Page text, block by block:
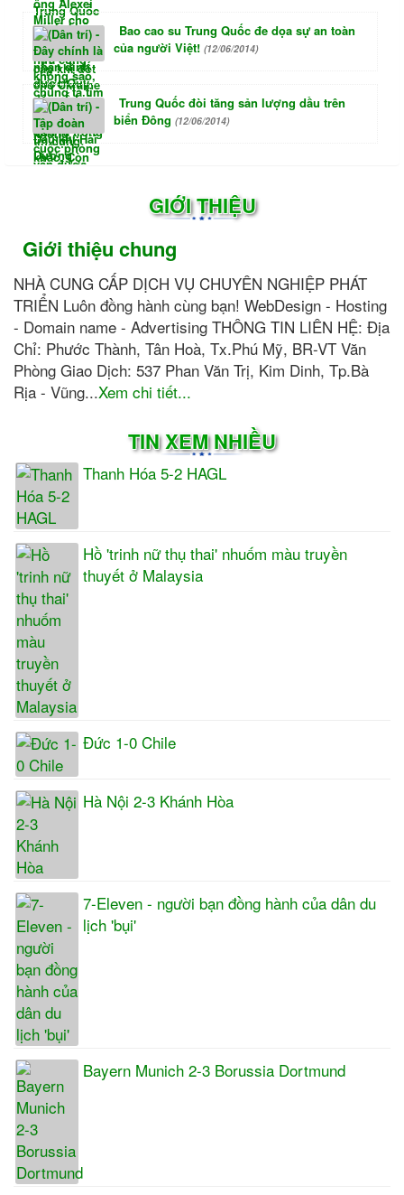
Bao cao su Trung Quốc đe dọa sự an toàn
của người Việt! (12/06/2014)
Trung Quốc đòi tăng sản lượng dầu trên
biển Đông (12/06/2014)
GIỚI THIỆU
Giới thiệu chung
NHÀ CUNG CẤP DỊCH VỤ CHUYÊN NGHIỆP PHÁT
TRIỂN Luôn đồng hành cùng bạn! WebDesign - Hosting
- Domain name - Advertising THÔNG TIN LIÊN HỆ: Địa
Chỉ: Phước Thành, Tân Hoà, Tx.Phú Mỹ, BR-VT Văn
Phòng Giao Dịch: 537 Phan Văn Trị, Kim Dinh, Tp.Bà
Rịa - Vũng...Xem chi tiết...
TIN XEM NHIỀU
Thanh Hóa 5-2 HAGL
Hồ 'trinh nữ thụ thai' nhuốm màu truyền
thuyết ở Malaysia
Đức 1-0 Chile
Hà Nội 2-3 Khánh Hòa
7-Eleven - người bạn đồng hành của dân du
lịch 'bụi'
Bayern Munich 2-3 Borussia Dortmund